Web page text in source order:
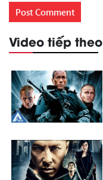
Video tiếp theo